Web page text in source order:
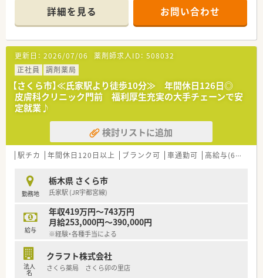
＊------------------------------------------＊
【店舗情報と応需状況について】
■最寄り駅の氏家駅から車で7分の場所に位置しており、通勤に
は無料の駐車場が利用できる調剤薬局です。
■門前にある循環器内科クリニックをはじめとして、非常に幅広
い医療機関から処方箋を応需しております。
■1日あたり約90枚の処方箋を受け付けており、地域の患者様へ
安全で安心な医療を提供しています。
【募集背景と求める人物像について】
■今後の地域医療へのさらなる貢献と体制強化を目的として、定
期採用による正社員の募集を行っています。
■患者様一人ひとりに対して心のこもった丁寧な接遇や、安心感
のある服薬指導を実践できる方を求めています。
■周囲のスタッフと円滑に連携しながら、新しいことへ前向きに
【求人情報について】
■正社員としての採用となり、これまでの調剤経験やスキルを考
慮したうえで給与条件が決定されます。
■想定される年収は458万円から600万円となっており、ご経験
次第で高年収の相談も十分に可能です。
■遠方から転居を伴って入社される方には、上限5万円の住宅手
【想定されるキャリアイメージ】
詳細を見る お問い合わせ
更新日： 2026/07/06 薬剤師求人ID： 508032
正社員
調剤薬局
【さくら市】≪氏家駅より徒歩10分≫ 年間休日126日◎
皮膚科クリニック門前 福利厚生充実の大手チェーンで安
定就業♪
検討リストに追加
駅チカ 年間休日120日以上 ブランク可 車通勤可 高給与(600万円以上)
勤務地
栃木県 さくら市
氏家駅 (JR宇都宮線)
給与
年収419万円～743万円
月給253,000円～390,000円
※経験・各種手当による
法人
名
クラフト株式会社
さくら薬局 さくら卯の里店